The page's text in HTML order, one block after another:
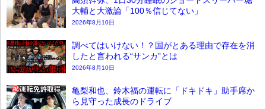
大輔と大激論「100％信じてない」
2026年8月10日
調べてはいけない！？国がとある理由で存在を消
したと言われる“サンカ”とは
2026年8月10日
亀梨和也、鈴木福の運転に「ドキドキ」助手席か
ら見守った成長のドライブ